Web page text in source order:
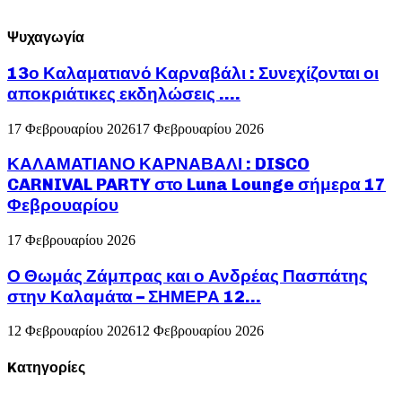
Ψυχαγωγία
13ο Καλαματιανό Καρναβάλι : Συνεχίζονται οι
αποκριάτικες εκδηλώσεις ….
17 Φεβρουαρίου 202617 Φεβρουαρίου 2026
ΚΑΛΑΜΑΤΙΑΝΟ ΚΑΡΝΑΒΑΛΙ : DISCO
CARNIVAL PARTY στο Luna Lounge σήμερα 17
Φεβρουαρίου
17 Φεβρουαρίου 2026
Ο Θωμάς Ζάμπρας και ο Ανδρέας Πασπάτης
στην Καλαμάτα – ΣΗΜΕΡΑ 12...
12 Φεβρουαρίου 202612 Φεβρουαρίου 2026
Kατηγορίες